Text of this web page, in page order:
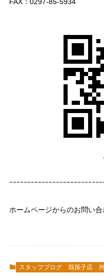
ｰｰｰｰｰｰｰｰｰｰｰｰｰｰｰｰｰｰｰｰｰｰｰｰｰｰ
ホームページからのお問い
スタッフブログ 我孫子店